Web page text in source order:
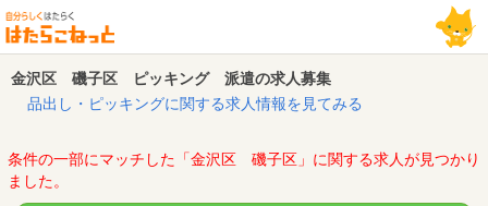
金沢区 磯子区 ピッキング 派遣の求人募集
品出し・ピッキングに関する求人情報を見てみる
条件の一部にマッチした「金沢区 磯子区」に関する求人が見つかり
ました。